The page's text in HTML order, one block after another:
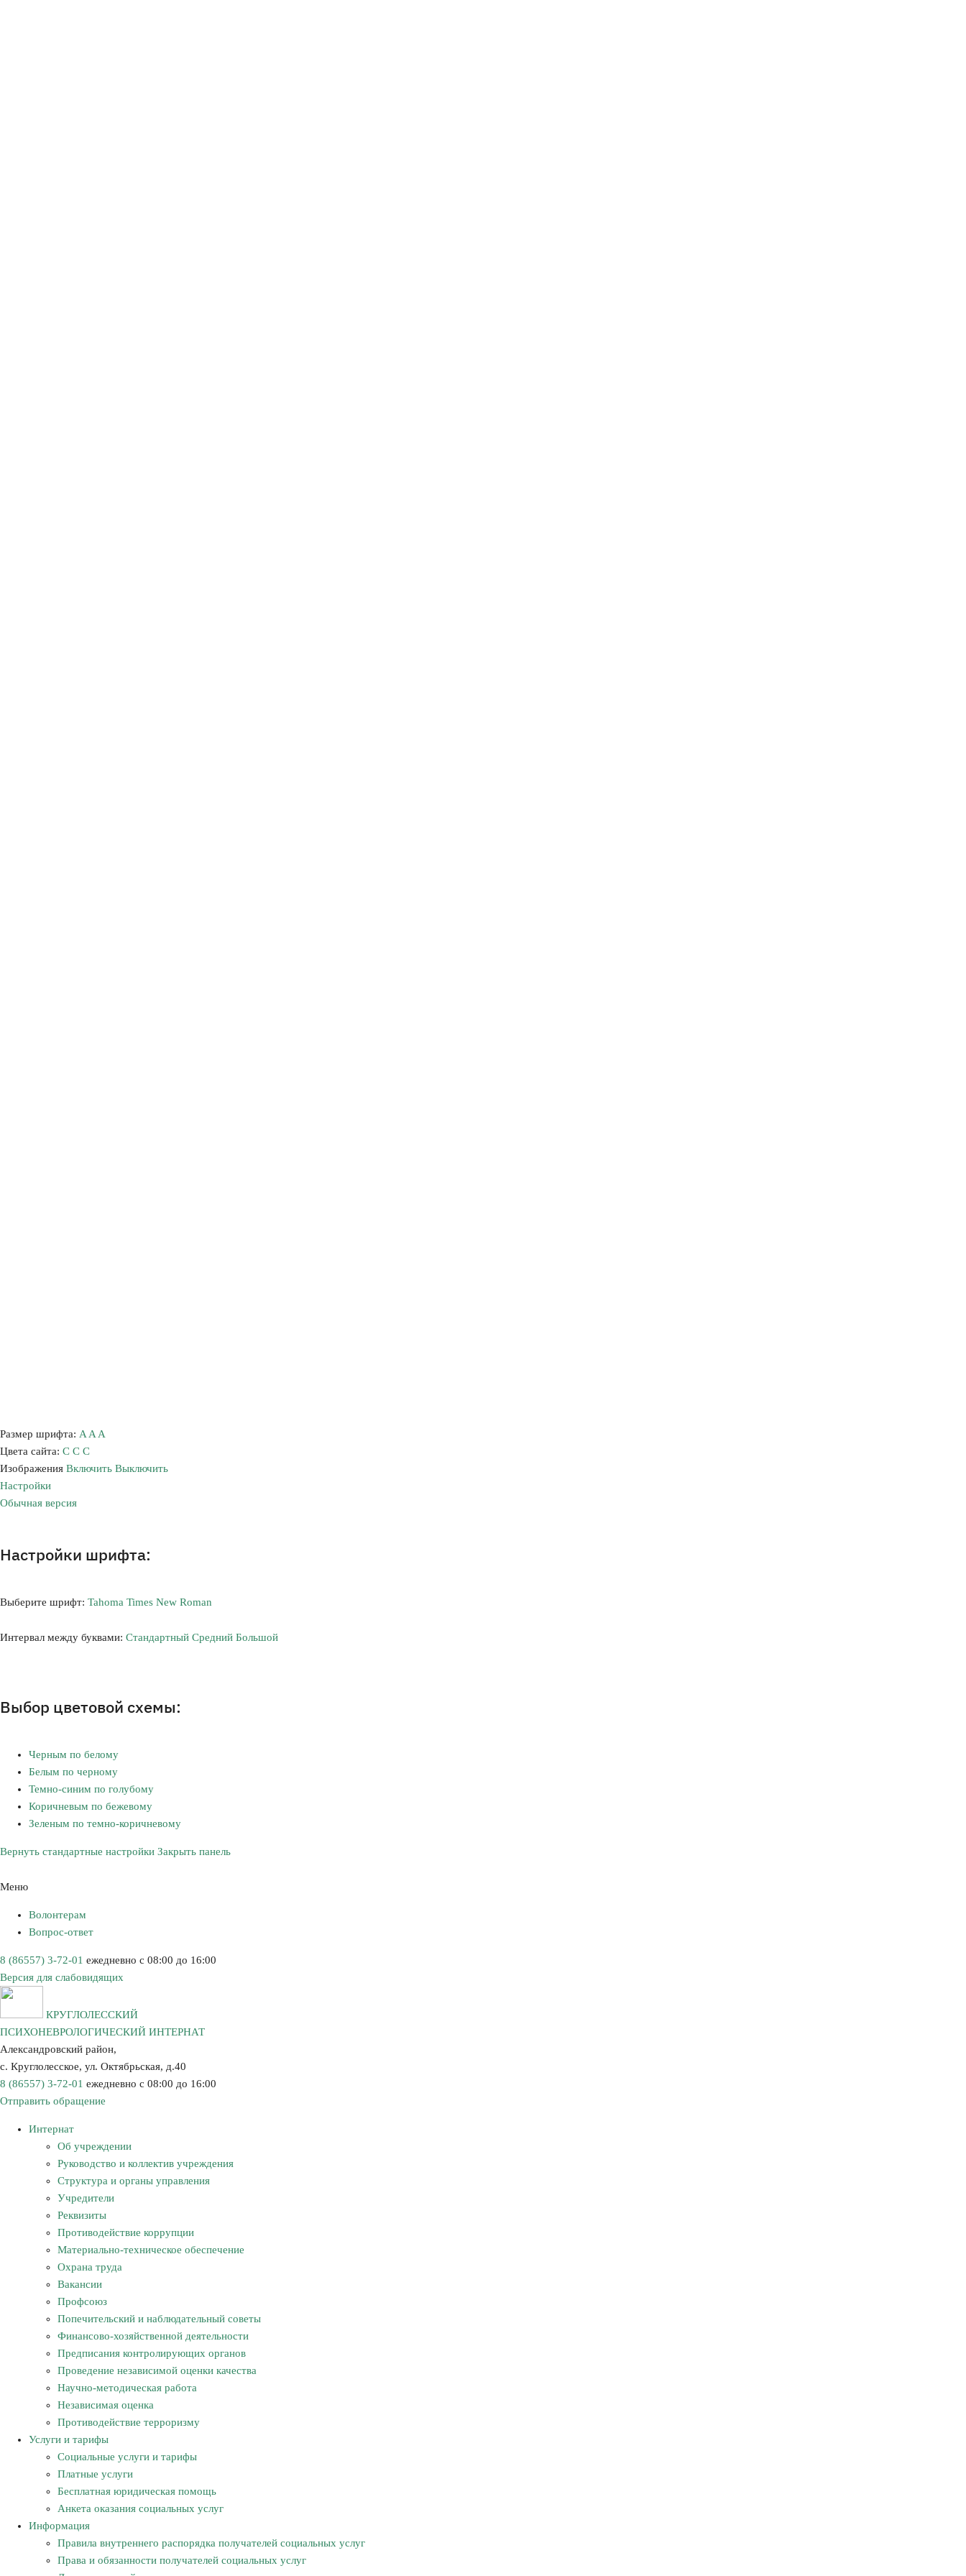
Размер шрифта: A A A
Цвета сайта: С С С
Изображения Включить Выключить
Настройки
Обычная версия
Настройки шрифта:
Выберите шрифт: Tahoma Times New Roman
Интервал между буквами: Стандартный Средний Большой
Выбор цветовой схемы:
Черным по белому
Белым по черному
Темно-синим по голубому
Коричневым по бежевому
Зеленым по темно-коричневому
Вернуть стандартные настройки Закрыть панель
Меню
Волонтерам
Вопрос-ответ
8 (86557) 3-72-01 ежедневно с 08:00 до 16:00
Версия для слабовидящих
КРУГЛОЛЕССКИЙ
ПСИХОНЕВРОЛОГИЧЕСКИЙ ИНТЕРНАТ
Александровский район,
с. Круглолесское, ул. Октябрьская, д.40
8 (86557) 3-72-01 ежедневно с 08:00 до 16:00
Отправить обращение
Интернат
Об учреждении
Руководство и коллектив учреждения
Структура и органы управления
Учредители
Реквизиты
Противодействие коррупции
Материально-техническое обеспечение
Охрана труда
Вакансии
Профсоюз
Попечительский и наблюдательный советы
Финансово-хозяйственной деятельности
Предписания контролирующих органов
Проведение независимой оценки качества
Научно-методическая работа
Независимая оценка
Противодействие терроризму
Услуги и тарифы
Социальные услуги и тарифы
Платные услуги
Бесплатная юридическая помощь
Анкета оказания социальных услуг
Информация
Правила внутреннего распорядка получателей социальных услуг
Права и обязанности получателей социальных услуг